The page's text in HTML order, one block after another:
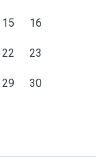
15 16
22 23
29 30